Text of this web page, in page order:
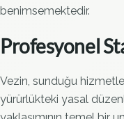
benimsemektedir.
Profesyonel
Vezin, sunduğu
yürürlükteki yasal